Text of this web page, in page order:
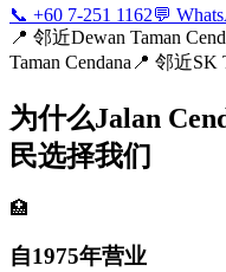
📞 +60 7-251 1162💬
📍 邻近Dewan Taman
Taman Cendana 📍 邻近SK
为什么Jalan
民选择我们
🏥
自1975年营业